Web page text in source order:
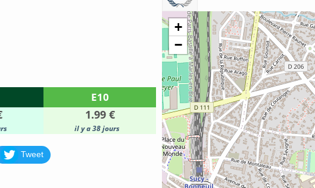
E10
1.99 €
il y a 38 jours
Tweet
+
−